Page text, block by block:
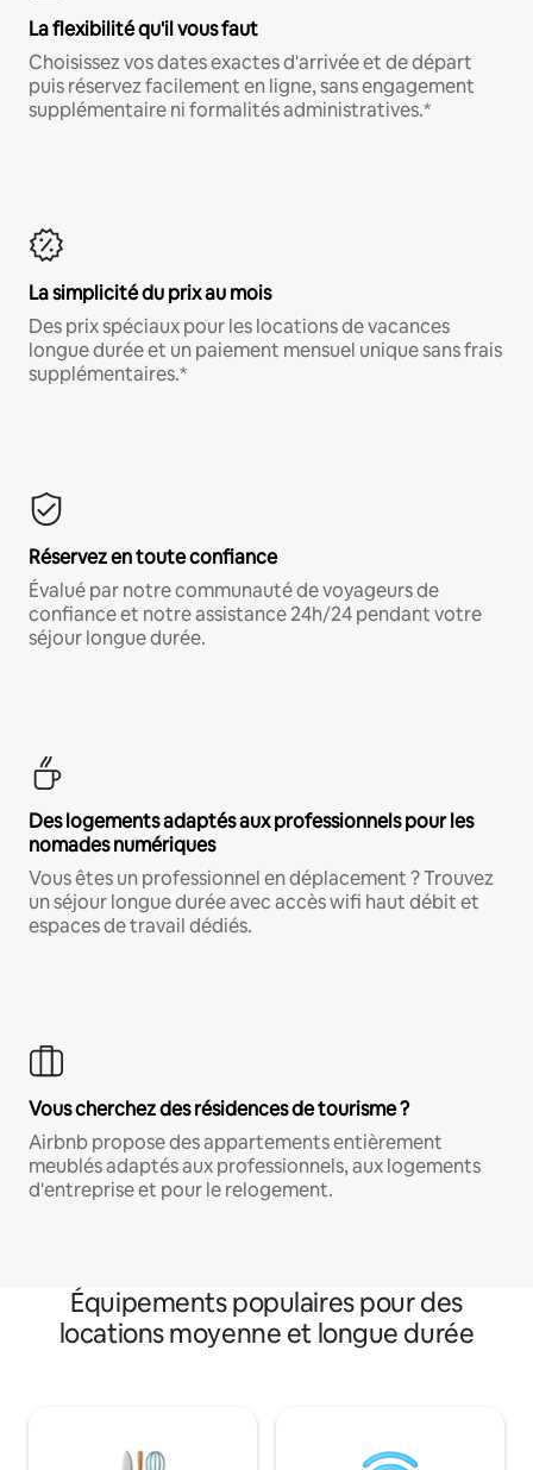
La flexibilité qu'il vous faut
Choisissez vos dates exactes d'arrivée et de départ
puis réservez facilement en ligne, sans engagement
supplémentaire ni formalités administratives.*
La simplicité du prix au mois
Des prix spéciaux pour les locations de vacances
longue durée et un paiement mensuel unique sans frais
supplémentaires.*
Réservez en toute confiance
Évalué par notre communauté de voyageurs de
confiance et notre assistance 24h/24 pendant votre
séjour longue durée.
Des logements adaptés aux professionnels pour les
nomades numériques
Vous êtes un professionnel en déplacement ? Trouvez
un séjour longue durée avec accès wifi haut débit et
espaces de travail dédiés.
Vous cherchez des résidences de tourisme ?
Airbnb propose des appartements entièrement
meublés adaptés aux professionnels, aux logements
d'entreprise et pour le relogement.
Équipements populaires pour des
locations moyenne et longue durée